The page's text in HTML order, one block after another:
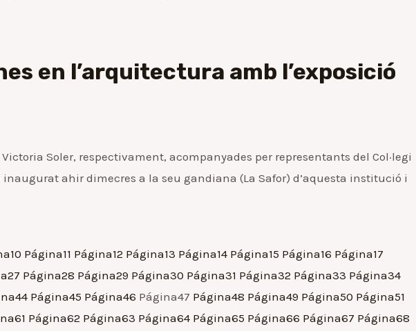
en l’arquitectura amb l’exposició
Soler, respectivament, acompanyades per representants del Col·legi
inaugurat ahir dimecres a la seu gandiana (La Safor) d’aquesta institució i
10 Página11 Página12 Página13 Página14 Página15 Página16 Página17
27 Página28 Página29 Página30 Página31 Página32 Página33 Página34
44 Página45 Página46 Página47 Página48 Página49 Página50 Página51
61 Página62 Página63 Página64 Página65 Página66 Página67 Página68